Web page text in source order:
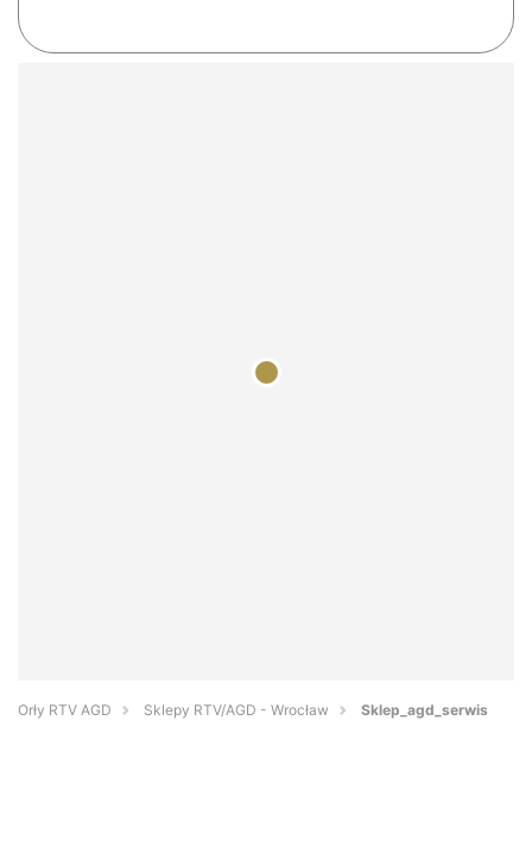
Orły RTV AGD Sklepy RTV/AGD - Wrocław Sklep_agd_serwis